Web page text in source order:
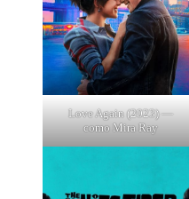
Love Again (2023) —
como Mira Ray